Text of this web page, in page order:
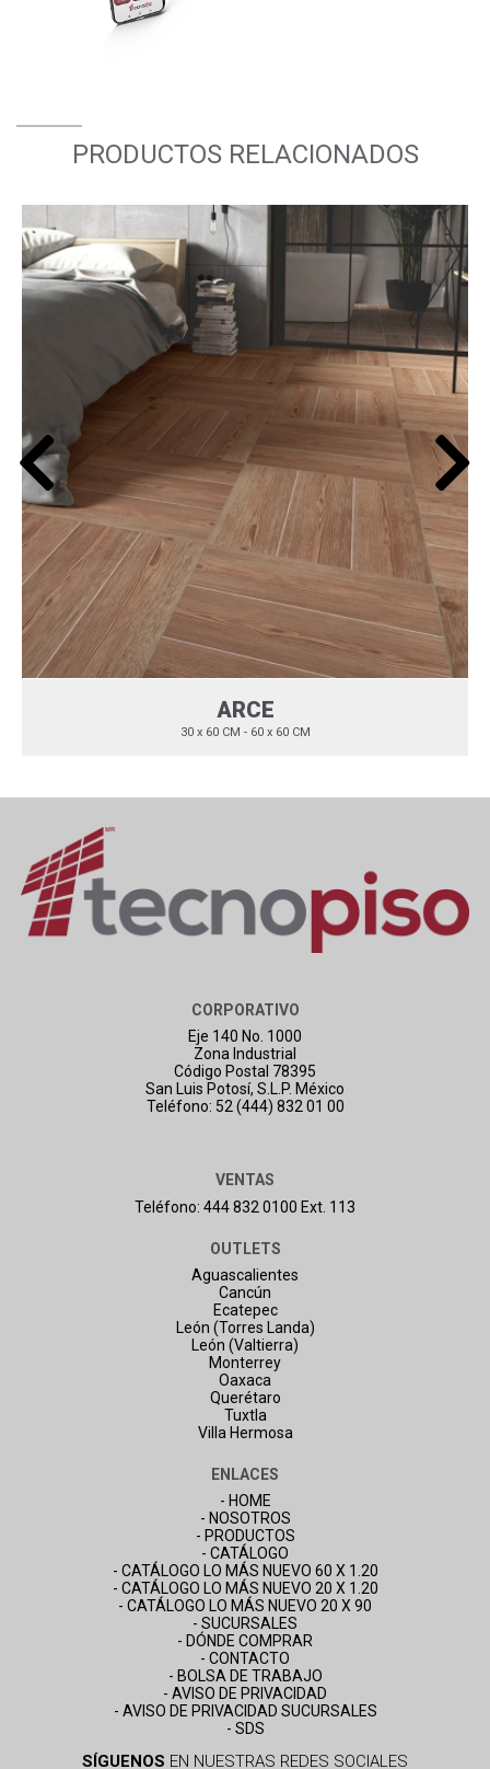
PRODUCTOS RELACIONADOS
ARCE
30 x 60 CM - 60 x 60 CM
CORPORATIVO
Eje 140 No. 1000
Zona Industrial
Código Postal 78395
San Luis Potosí, S.L.P. México
Teléfono: 52 (444) 832 01 00
VENTAS
Teléfono: 444 832 0100 Ext. 113
OUTLETS
Aguascalientes
Cancún
Ecatepec
León (Torres Landa)
León (Valtierra)
Monterrey
Oaxaca
Querétaro
Tuxtla
Villa Hermosa
ENLACES
- HOME
- NOSOTROS
- PRODUCTOS
- CATÁLOGO
- CATÁLOGO LO MÁS NUEVO 60 X 1.20
- CATÁLOGO LO MÁS NUEVO 20 X 1.20
- CATÁLOGO LO MÁS NUEVO 20 X 90
- SUCURSALES
- DÓNDE COMPRAR
- CONTACTO
- BOLSA DE TRABAJO
- AVISO DE PRIVACIDAD
- AVISO DE PRIVACIDAD SUCURSALES
- SDS
SÍGUENOS EN NUESTRAS REDES SOCIALES